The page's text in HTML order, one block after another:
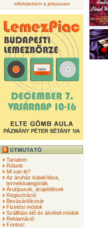
elfelejtettem a jelszavam
Tartalom
Rólunk
Mi van itt?
Az áruház kialakítása,
termékkategóriák
Árutípusok, árujelölések
Regisztráció
Bevásárlókosár
Fizetési módok
Szállítási idő és átvételi módok
Reklamáció
Fontos!